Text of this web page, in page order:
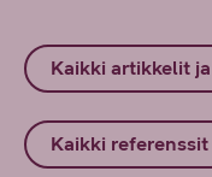
Kaikki artikkelit
Kaikki referenssit